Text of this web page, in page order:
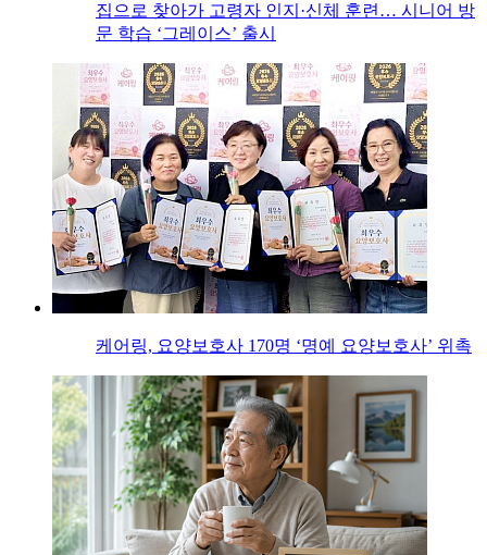
집으로 찾아가 고령자 인지·신체 훈련… 시니어 방
문 학습 ‘그레이스’ 출시
케어링, 요양보호사 170명 ‘명예 요양보호사’ 위촉